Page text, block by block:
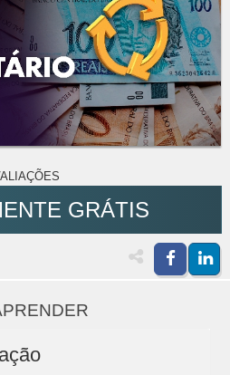
GRÁTIS